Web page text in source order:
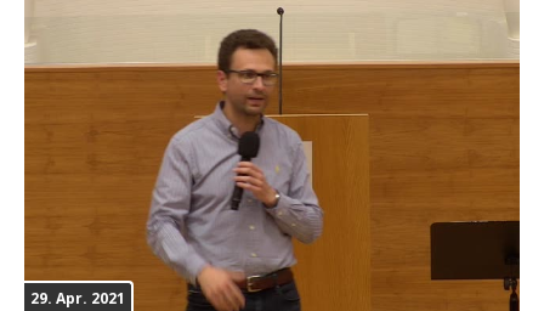
29. Apr. 2021